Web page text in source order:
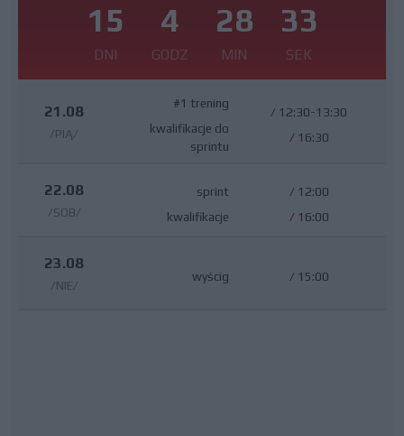
15
DNI
4
GODZ
28
MIN
32
SEK
21.08
/PIĄ/
#1 trening
kwalifikacje do
sprintu
/ 12:30-13:30
/ 16:30
22.08
/SOB/
sprint
kwalifikacje
/ 12:00
/ 16:00
23.08
/NIE/
wyścig / 15:00